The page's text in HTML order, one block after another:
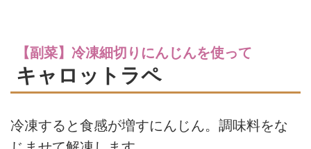
【副菜】冷凍細切りにんじんを使って
キャロットラペ
冷凍すると食感が増すにんじん。調味料をな